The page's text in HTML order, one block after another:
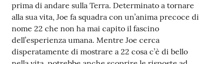
prima di andare sulla Terra. Determinato a tornare
alla sua vita, Joe fa squadra con un’anima precoce di
nome 22 che non ha mai capito il fascino
dell’esperienza umana. Mentre Joe cerca
disperatamente di mostrare a 22 cosa c’è di bello